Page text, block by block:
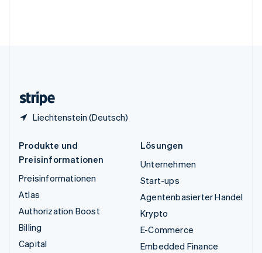
Liechtenstein (Deutsch)
Produkte und
Preisinformationen
Preisinformationen
Atlas
Authorization Boost
Billing
Capital
Lösungen
Unternehmen
Start-ups
Agentenbasierter Handel
Krypto
E-Commerce
Embedded Finance